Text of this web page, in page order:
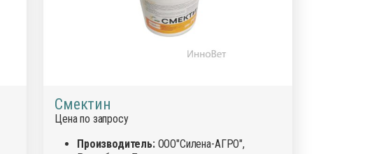
Смектин
Цена по запросу
Производитель:ООО"Силена-АГРО",